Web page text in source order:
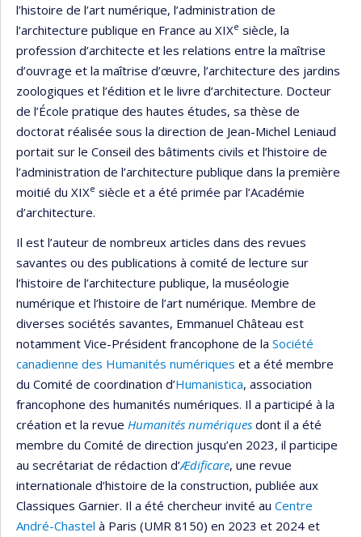
l’histoire de l’art numérique, l’administration de
l’architecture publique en France au XIXe siècle, la
profession d’architecte et les relations entre la maîtrise
d’ouvrage et la maîtrise d’œuvre, l’architecture des jardins
zoologiques et l’édition et le livre d’architecture. Docteur
de l’École pratique des hautes études, sa thèse de
doctorat réalisée sous la direction de Jean-Michel Leniaud
portait sur le Conseil des bâtiments civils et l’histoire de
l’administration de l’architecture publique dans la première
moitié du XIXe siècle et a été primée par l’Académie
d’architecture.
Il est l’auteur de nombreux articles dans des revues
savantes ou des publications à comité de lecture sur
l’histoire de l’architecture publique, la muséologie
numérique et l’histoire de l’art numérique. Membre de
diverses sociétés savantes, Emmanuel Château est
notamment Vice-Président francophone de la Société
canadienne des Humanités numériques et a été membre
du Comité de coordination d’Humanistica, association
francophone des humanités numériques. Il a participé à la
création et la revue Humanités numériques dont il a été
membre du Comité de direction jusqu’en 2023, il participe
au secrétariat de rédaction d’Ædificare, une revue
internationale d’histoire de la construction, publiée aux
Classiques Garnier. Il a été chercheur invité au Centre
André-Chastel à Paris (UMR 8150) en 2023 et 2024 et